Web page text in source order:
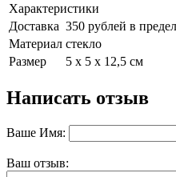
Характеристики
Доставка 350 рублей в
Материал стекло
Размер
5 х 5 х 12,5 см
Написать отзыв
Ваше Имя:
Ваш отзыв: